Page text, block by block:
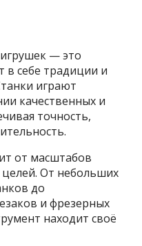
— это
в себе традиции и
играют
качественных и
точность,
от масштабов
От небольших
до
и фрезерных
находит своё